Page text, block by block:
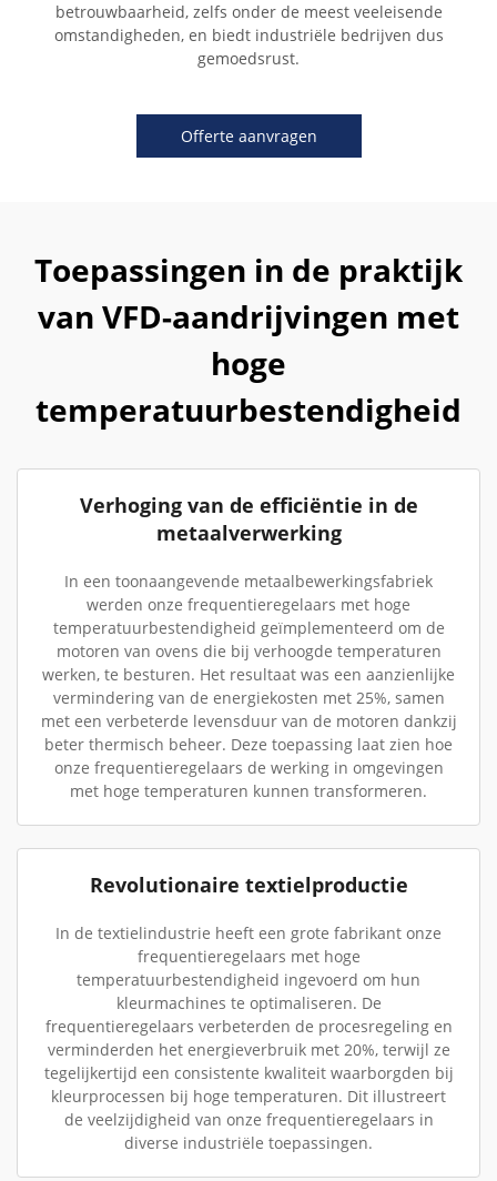
betrouwbaarheid, zelfs onder de meest veeleisende
omstandigheden, en biedt industriële bedrijven dus
gemoedsrust.
Offerte aanvragen
Toepassingen in de praktijk
van VFD-aandrijvingen met
hoge
temperatuurbestendigheid
Verhoging van de efficiëntie in de
metaalverwerking
In een toonaangevende metaalbewerkingsfabriek
werden onze frequentieregelaars met hoge
temperatuurbestendigheid geïmplementeerd om de
motoren van ovens die bij verhoogde temperaturen
werken, te besturen. Het resultaat was een aanzienlijke
vermindering van de energiekosten met 25%, samen
met een verbeterde levensduur van de motoren dankzij
beter thermisch beheer. Deze toepassing laat zien hoe
onze frequentieregelaars de werking in omgevingen
met hoge temperaturen kunnen transformeren.
Revolutionaire textielproductie
In de textielindustrie heeft een grote fabrikant onze
frequentieregelaars met hoge
temperatuurbestendigheid ingevoerd om hun
kleurmachines te optimaliseren. De
frequentieregelaars verbeterden de procesregeling en
verminderden het energieverbruik met 20%, terwijl ze
tegelijkertijd een consistente kwaliteit waarborgden bij
kleurprocessen bij hoge temperaturen. Dit illustreert
de veelzijdigheid van onze frequentieregelaars in
diverse industriële toepassingen.